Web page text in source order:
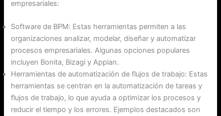
empresariales:
Software de BPM: Estas herramientas permiten a las
organizaciones analizar, modelar, diseñar y automatizar
procesos empresariales. Algunas opciones populares
incluyen Bonita, Bizagi y Appian.
Herramientas de automatización de flujos de trabajo: Estas
herramientas se centran en la automatización de tareas y
flujos de trabajo, lo que ayuda a optimizar los procesos y
reducir el tiempo y los errores. Ejemplos destacados son